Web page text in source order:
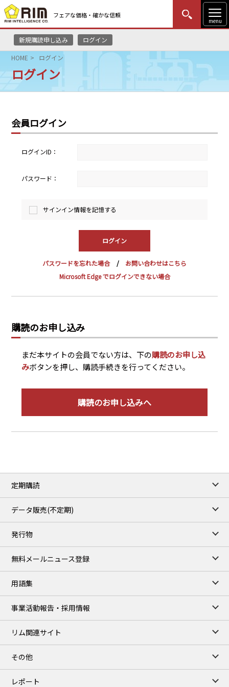
フェアな価格・確かな信頼
menu
新規購読申し込み ログイン
MENU
はじめての方
HOME
リムレポート
メソドロジー
研修・セミナー
採用情報
English Website
瑞姆亜太能源諮問(北京)
HOME ログイン
ログイン
会員ログイン
ログインID：
パスワード：
サインイン情報を記憶する
パスワードを忘れた場合
お問い合わせはこちら
Microsoft Edge でログインできない場合
購読のお申し込み
まだ本サイトの会員でない方は、下の購読のお申し込
みボタンを押し、購読手続きを行ってください。
購読のお申し込みへ
定期購読
データ販売(不定期)
発行物
無料メールニュース登録
用語集
事業活動報告・採用情報
リム関連サイト
その他
レポート